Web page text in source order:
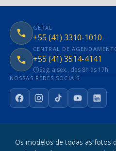
GERAL
+55 (41) 3310-1010
CENTRAL DE
+55 (41) 3514-4141
Seg. a sex., das 8h às 17h
NOSSAS REDES SOCIAIS
FacebookInstagram
TikTokYouTube
Os modelos de todas as fotos